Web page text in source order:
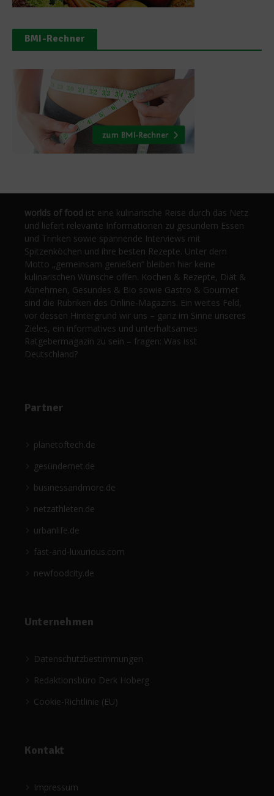
BMI-Rechner
worlds of food ist eine kulinarische Reise durch das Netz
und liefert relevante Informationen zu gesundem Essen
und Trinken sowie spannende Interviews mit
Spitzenköchen und ihre besten Rezepte. Unter dem
Motto „gemeinsam genießen“ bleiben hier keine
kulinarischen Wünsche offen. Kochen & Rezepte, Diät &
Abnehmen, Gesundes & Bio sowie Gastro & Gourmet
sind die Rubriken des Online-Magazins. Ein weites Feld,
vor dessen Hintergrund wir uns – ganz im Sinne unseres
Zieles, ein informatives und unterhaltsames
Ratgebermagazin zu sein – fragen: Was isst
Deutschland?
Partner
planetoftech.de
gesündernet.de
businessandmore.de
netzathleten.de
urbanlife.de
fast-and-luxurious.com
newfoodcity.de
Unternehmen
Datenschutzbestimmungen
Redaktionsbüro Derk Hoberg
Cookie-Richtlinie (EU)
Kontakt
Impressum